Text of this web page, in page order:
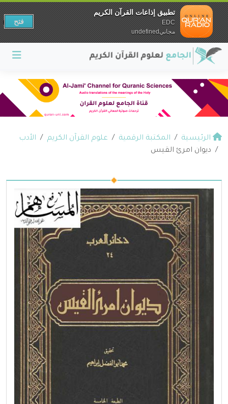
الرئيسية المكتبة الرقمية علوم القرآن الكريم
الأدب
ديوان امرئ القيس
تطبيق إذاعات القرآن الكريم
EDC
مجانيundefined
فتح